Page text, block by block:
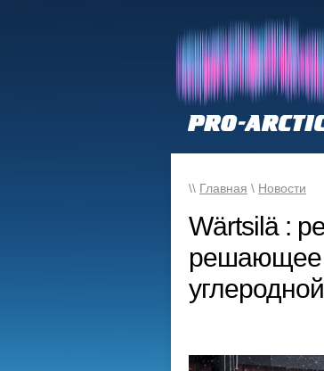
\\ Главная \ Новости
Wärtsilä :
решающее